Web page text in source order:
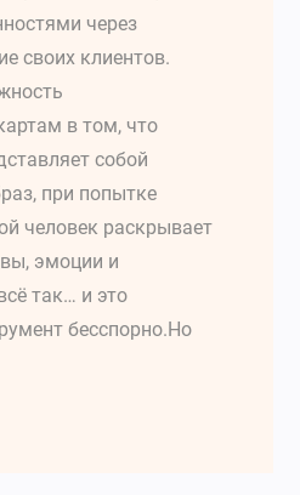
через
своих клиентов.
в том, что
собой
при попытке
человек раскрывает
эмоции и
так… и это
бесспорно.Но